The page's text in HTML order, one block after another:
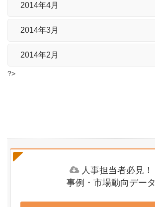
2014年4月
2014年3月
2014年2月
?>
人事担当者必見！
事例・市場動向データ